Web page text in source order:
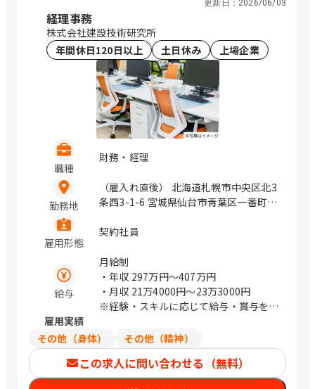
前、浜町、伏見、北浜、赤坂
更新日： 2026/06/03
経理事務
株式会社建設技術研究所
年間休日120日以上
土日休み 上場企業
職種
財務・経理
勤務地
（雇入れ直後） 北海道札幌市中央区北3
条西3-1-6 宮城県仙台市青葉区一番町4-
玉県さいたま市浦和区上木崎1-14-6
区新都心11－2 明治安田生命さいたま
新都心ビル 東京都中央区日本橋浜町3-
21-1 日本橋浜町Fタワー 東京都中央区
日本橋蛎殻町2-14-5 KDX浜町中ノ橋ビ
本橋安田スカイゲート 東京都中央区日
本橋浜町3-3-2 トルナーレ日本橋浜町
愛知県名古屋市中区錦1-5-13 オリッ
クス名古屋錦ビル 大阪府大阪市中央区
雇用形態
契約社員
給与
月給制
・年収 297万円〜407万円
・月収 21万4000円〜23万3000円
※経験・スキルに応じて給与・賞与を決
雇用実績
その他（身体）
その他（精神）
この求人に問い合わせる（無料）